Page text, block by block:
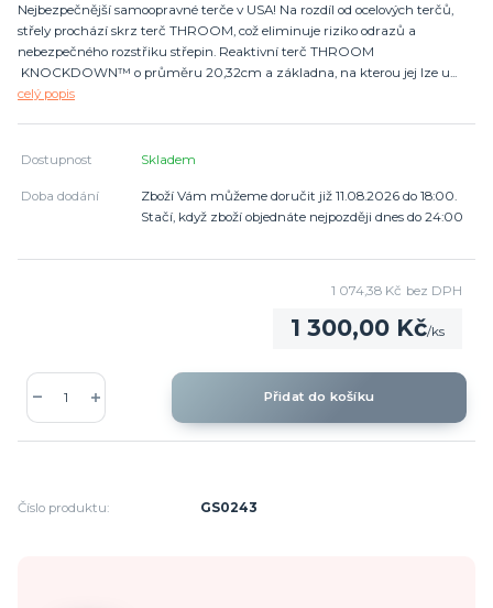
Nejbezpečnější samoopravné terče v USA! Na rozdíl od ocelových terčů,
střely prochází skrz terč THROOM, což eliminuje riziko odrazů a
nebezpečného rozstřiku střepin. Reaktivní terč THROOM
KNOCKDOWN™ o průměru 20,32cm a základna, na kterou jej lze u...
celý popis
Dostupnost Skladem
Doba dodání
Zboží Vám můžeme doručit již 11.08.2026 do 18:00.
Stačí, když zboží objednáte nejpozději dnes do 24:00
1 300,00 Kč/ks
1 074,38 Kč bez DPH
Přidat do košíku
Číslo produktu: GS0243